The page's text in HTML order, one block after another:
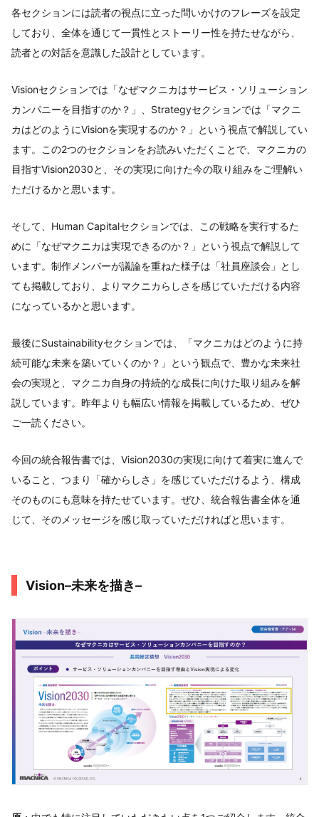
各セクションには読者の視点に立った問いかけのフレーズを設定
しており、全体を通じて一貫性とストーリー性を持たせながら、
読者との対話を意識した設計としています。
Visionセクションでは「なぜマクニカはサービス・ソリューション
カンパニーを目指すのか？」、Strategyセクションでは「マクニ
カはどのようにVisionを実現するのか？」という視点で解説してい
ます。この2つのセクションをお読みいただくことで、マクニカの
目指すVision2030と、その実現に向けた今の取り組みをご理解い
ただけるかと思います。
そして、Human Capitalセクションでは、この戦略を実行するた
めに「なぜマクニカは実現できるのか？」という視点で解説して
います。制作メンバーが議論を重ねた様子は「社員座談会」とし
ても掲載しており、よりマクニカらしさを感じていただける内容
になっているかと思います。
最後にSustainabilityセクションでは、「マクニカはどのように持
続可能な未来を築いていくのか？」という観点で、豊かな未来社
会の実現と、マクニカ自身の持続的な成長に向けた取り組みを解
説しています。昨年よりも幅広い情報を掲載しているため、ぜひ
ご一読ください。
今回の統合報告書では、Vision2030の実現に向けて着実に進んで
いること、つまり「確からしさ」を感じていただけるよう、構成
そのものにも意味を持たせています。ぜひ、統合報告書全体を通
じて、そのメッセージを感じ取っていただければと思います。
Vision–未来を描き–